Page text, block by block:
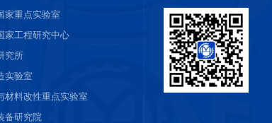
家重点实验室
家工程研究中心
究所
实验室
材料改性重点实验室
备研究院